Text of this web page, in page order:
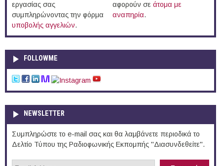
εργασίας σας
συμπληρώνοντας την φόρμα
υποβολής αγγελιών.
αφορούν σε άτομα με
αναπηρία.
FOLLOWME
NEWSLETTER
Συμπληρώστε το e-mail σας και θα λαμβάνετε περιοδικά το
Δελτίο Τύπου της Ραδιοφωνικής Εκπομπής "Διασυνδεθείτε".